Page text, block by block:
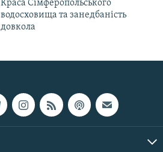
Краса Сімферопольського
водосховища та занедбаність
довкола